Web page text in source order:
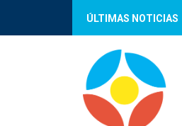
ÚLTIMAS NOTICIAS